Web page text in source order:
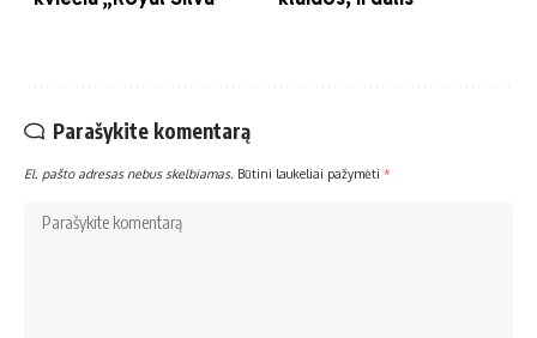
Parašykite komentarą
El. pašto adresas nebus skelbiamas. Būtini laukeliai pažymėti *